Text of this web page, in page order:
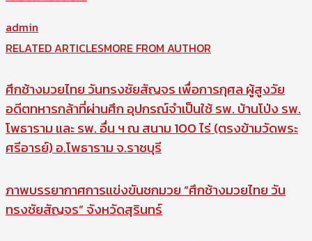
admin
RELATED ARTICLESMORE FROM AUTHOR
ศึกช้างมวยไทย วันทรงชัยสัญจร เพื่อการกุศล ผู้สูงวัย
อดีตทหารกล้าที่ผ่านศึก อุปกรณ์จำเป็นใช้ รพ. บ้านโป่ง รพ.
โพธาราม และ รพ. อื่น ฯ ณ สนาม 100 ไร่ (ตรงข้ามวัดพระ
ศรีอารย์) อ.โพธาราม จ.ราชบุรี
ภาพบรรยากาศการแข่งขันชกมวย “ศึกช้างมวยไทย วัน
ทรงชัยสัญจร” จังหวัดสุรินทร์